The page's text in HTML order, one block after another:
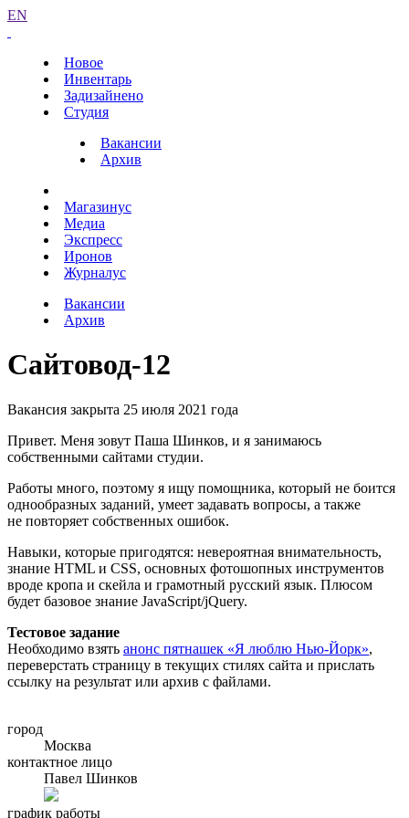
EN
Новое
Инвентарь
Задизайнено
Студия
Вакансии
Архив
Магазинус
Медиа
Экспресс
Иронов
Журналус
Вакансии
Архив
Сайтовод-12
Вакансия закрыта 25 июля 2021 года
Привет. Меня зовут Паша Шинков, и я занимаюсь
собственными сайтами студии.
Работы много, поэтому я ищу помощника, который не боится
однообразных заданий, умеет задавать вопросы, а также
не повторяет собственных ошибок.
Навыки, которые пригодятся: невероятная внимательность,
знание HTML и CSS, основных фотошопных инструментов
вроде кропа и скейла и грамотный русский язык. Плюсом
будет базовое знание JavaScript/jQuery.
Тестовое задание
Необходимо взять анонс пятнашек «Я люблю Нью-Йорк»,
переверстать страницу в текущих стилях сайта и прислать
ссылку на результат или архив с файлами.
город
Москва
контактное лицо
Павел Шинков
график работы